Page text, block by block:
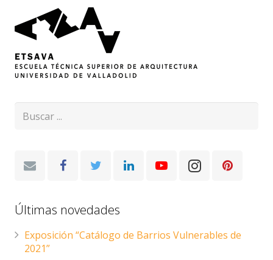
Últimas novedades
Exposición “Catálogo de Barrios Vulnerables de
2021”